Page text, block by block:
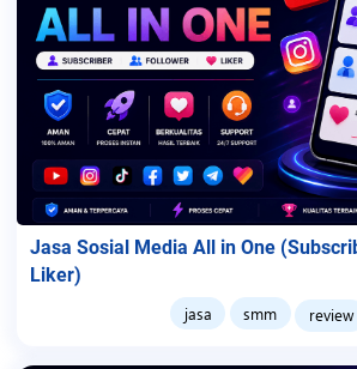
Jasa Sosial Media All in One
Liker)
jasa smm review